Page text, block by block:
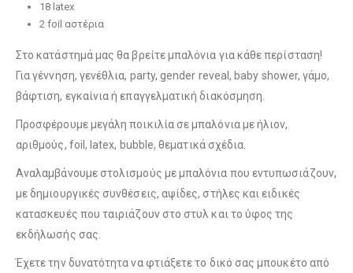
Λούτρινο Ροζ 35εκ(€25.00)
Λούτρινο Γαλάζιο 45εκ(€37.00)
Λούτρινο Μπεζ 35εκ
Λούτρινο Κόκκινο 35εκ(€25.00)
Λούτρινο Λευκό 35εκ(€25.00)
Λούτρινο Γαλάζιο 35εκ(€25.00)
18 latex
2 foil αστέρια
Στο κατάστημά μας θα βρείτε μπαλόνια για κάθε περίσταση!
Για γέννηση, γενέθλια, party, gender reveal, baby shower, γάμο,
βάφτιση, εγκαίνια ή επαγγελματική διακόσμηση.
Προσφέρουμε μεγάλη ποικιλία σε μπαλόνια με ήλιον,
αριθμούς, foil, latex, bubble, θεματικά σχέδια.
Αναλαμβάνουμε στολισμούς με μπαλόνια που εντυπωσιάζουν,
με δημιουργικές συνθέσεις, αψίδες, στήλες και ειδικές
κατασκευές που ταιριάζουν στο στυλ και το ύφος της
εκδήλωσής σας.
Έχετε την δυνατότητα να φτιάξετε το δικό σας μπουκέτο από